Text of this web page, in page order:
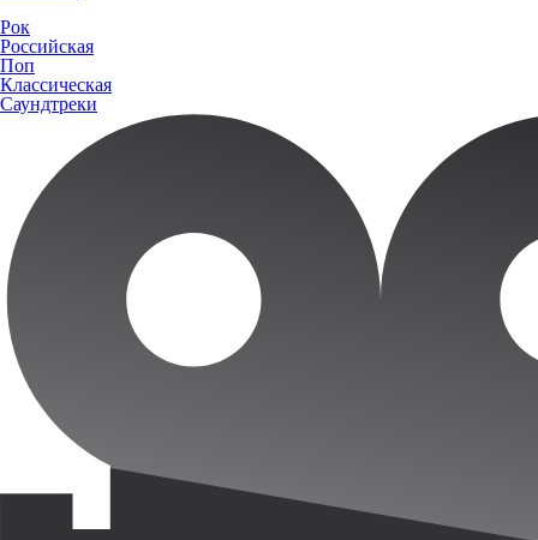
Рок
Российская
Поп
Классическая
Саундтреки